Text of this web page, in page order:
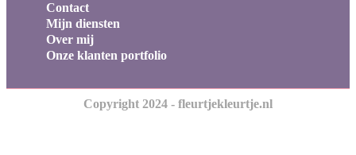
Contact
Mijn diensten
Over mij
Onze klanten portfolio
Copyright 2024 - fleurtjekleurtje.nl